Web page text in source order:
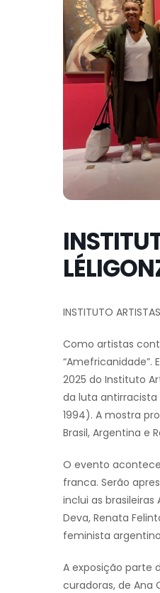
INSTITUTO
Como artistas
“Amefricanidade”.
2025 do Instituto
da luta antirracista
1994). A mostra
Brasil, Argentina e
O evento
franca. Serão
inclui as brasileiras
Deva, Renata
feminista argentino
A exposição parte
curadoras, de Ana